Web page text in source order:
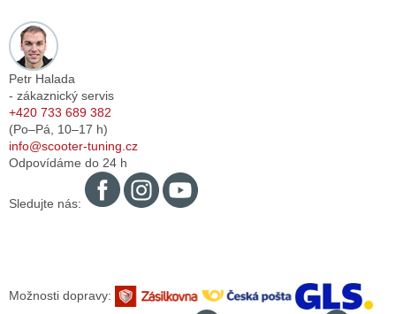
Petr Halada
- zákaznický servis
+420 733 689 382
(Po–Pá, 10–17 h)
info@scooter-tuning.cz
Odpovídáme do 24 h
Sledujte nás:
Možnosti dopravy: